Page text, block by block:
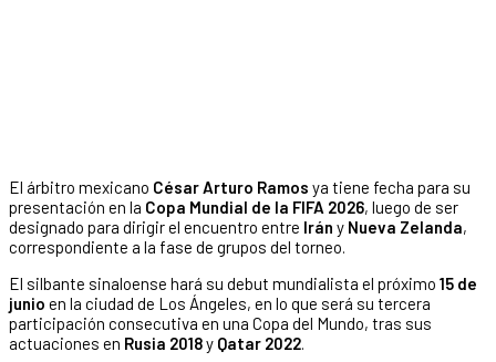
El árbitro mexicano César Arturo Ramos ya tiene fecha para su
presentación en la Copa Mundial de la FIFA 2026, luego de ser
designado para dirigir el encuentro entre Irán y Nueva Zelanda,
correspondiente a la fase de grupos del torneo.
El silbante sinaloense hará su debut mundialista el próximo 15 de
junio en la ciudad de Los Ángeles, en lo que será su tercera
participación consecutiva en una Copa del Mundo, tras sus
actuaciones en Rusia 2018y Qatar 2022.